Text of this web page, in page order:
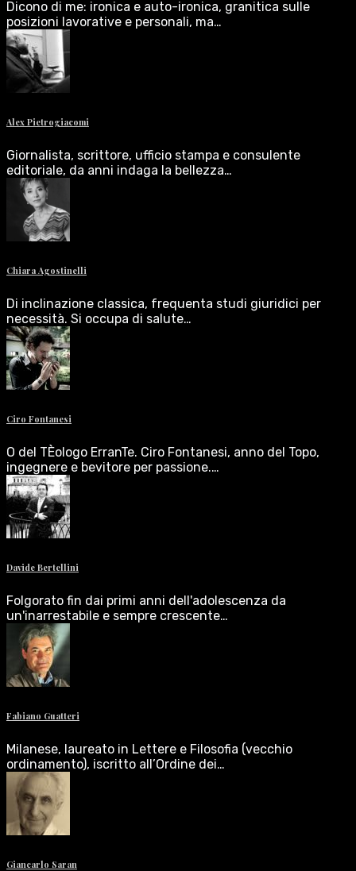
Dicono di me: ironica e auto-ironica, granitica sulle
posizioni lavorative e personali, ma…
Alex Pietrogiacomi
Giornalista, scrittore, ufficio stampa e consulente
editoriale, da anni indaga la bellezza…
Chiara Agostinelli
Di inclinazione classica, frequenta studi giuridici per
necessità. Si occupa di salute…
Ciro Fontanesi
O del TÈologo ErranTe. Ciro Fontanesi, anno del Topo,
ingegnere e bevitore per passione.…
Davide Bertellini
Folgorato fin dai primi anni dell'adolescenza da
un'inarrestabile e sempre crescente…
Fabiano Guatteri
Milanese, laureato in Lettere e Filosofia (vecchio
ordinamento), iscritto all’Ordine dei…
Giancarlo Saran